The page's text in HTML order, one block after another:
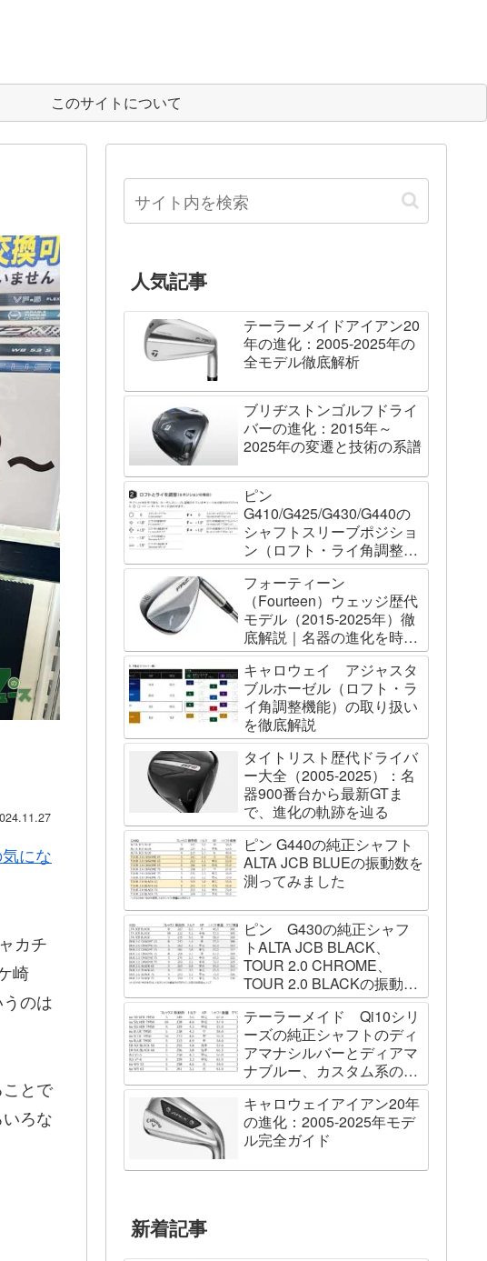
このサイトについて
にな
カチ
崎
のは
とで
ろな
人気記事
テーラーメイドアイアン20
年の進化：2005-2025年の
全モデル徹底解析
ブリヂストンゴルフドライ
バーの進化：2015年～
2025年の変遷と技術の系譜
ピン
G410/G425/G430/G440の
シャフトスリーブポジショ
ン（ロフト・ライ角調整機
能）について
フォーティーン
（Fourteen）ウェッジ歴代
モデル（2015-2025年）徹
底解説｜名器の進化を時系
列で辿る
キャロウェイ アジャスタ
ブルホーゼル（ロフト・ラ
イ角調整機能）の取り扱い
を徹底解説
タイトリスト歴代ドライバ
ー大全（2005-2025）：名
器900番台から最新GTま
で、進化の軌跡を辿る
ピン G440の純正シャフト
ALTA JCB BLUEの振動数を
測ってみました
ピン G430の純正シャフ
トALTA JCB BLACK、
TOUR 2.0 CHROME、
TOUR 2.0 BLACKの振動数
を測ってみました
テーラーメイド Qi10シリ
ーズの純正シャフトのディ
アマナシルバーとディアマ
ナブルー、カスタム系の
SPEEDER NK BLACK、
TOUR AD VF、Diamana
WBの振動数を測ってみた
キャロウェイアイアン20年
の進化：2005-2025年モデ
ル完全ガイド
新着記事